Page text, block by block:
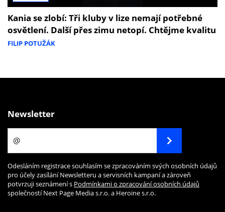
Kania se zlobí: Tři kluby v lize nemají potřebné
osvětlení. Další přes zimu netopí. Chtějme kvalitu
FILIP POTUŽÁK
Newsletter
Odesláním registrace souhlasím se zpracováním svých osobních údajů
pro účely zasílání Newsletteru a servisních kampaní a zároveň
potvrzuji seznámení s Podmínkami o zpracování osobních údajů
společností Next Page Media s.r.o. a Heroine s.r.o.